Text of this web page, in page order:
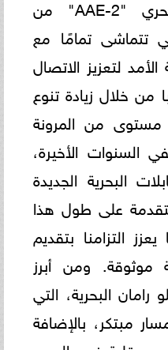
"يعد نظام الكابل البحري "AAE-2" من
تتماشى تمامًا مع
لتعزيز الاتصال
من خلال زيادة تنوع
من المرونة
الأخيرة،
البحرية الجديدة
على طول هذا
التزامنا بتقديم
موثوقة. ومن أبرز
رامان البحرية، التي
مبتكر، بالإضافة